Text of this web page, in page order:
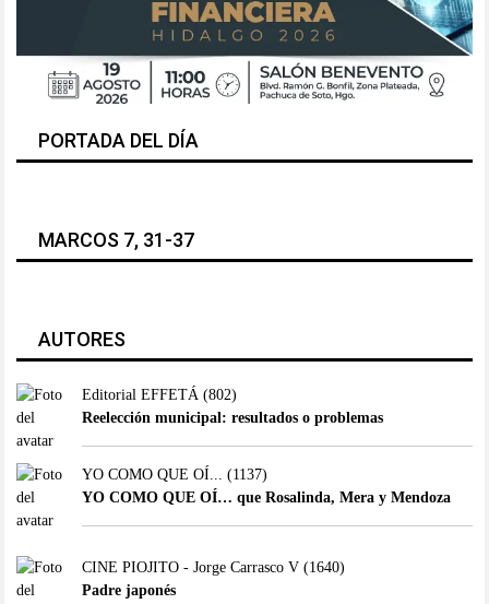
PORTADA DEL DÍA
MARCOS 7, 31-37
AUTORES
Editorial EFFETÁ (802)
Reelección municipal: resultados o problemas
YO COMO QUE OÍ...
(1137)
YO COMO QUE OÍ… que Rosalinda, Mera y Mendoza
CINE PIOJITO - Jorge Carrasco V(1640)
Padre japonés